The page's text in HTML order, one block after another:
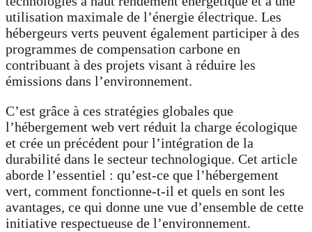
utilisation maximale de l’énergie électrique. Les
hébergeurs verts peuvent également participer à des
programmes de compensation carbone en
contribuant à des projets visant à réduire les
émissions dans l’environnement.
C’est grâce à ces stratégies globales que
l’hébergement web vert réduit la charge écologique
et crée un précédent pour l’intégration de la
durabilité dans le secteur technologique. Cet article
aborde l’essentiel : qu’est-ce que l’hébergement
vert, comment fonctionne-t-il et quels en sont les
avantages, ce qui donne une vue d’ensemble de cette
initiative respectueuse de l’environnement.